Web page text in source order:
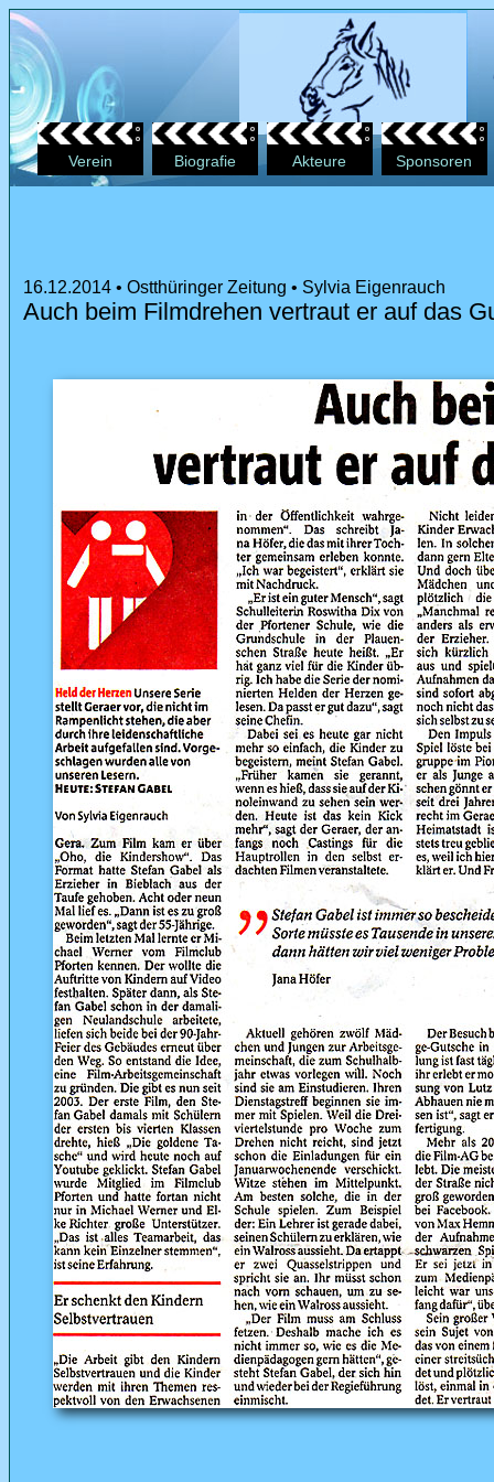
Verein Biografie Akteure Sponsoren
16.12.2014 • Ostthüringer Zeitung • Sylvia Eigenrauch
Auch beim Filmdrehen vertraut er auf das